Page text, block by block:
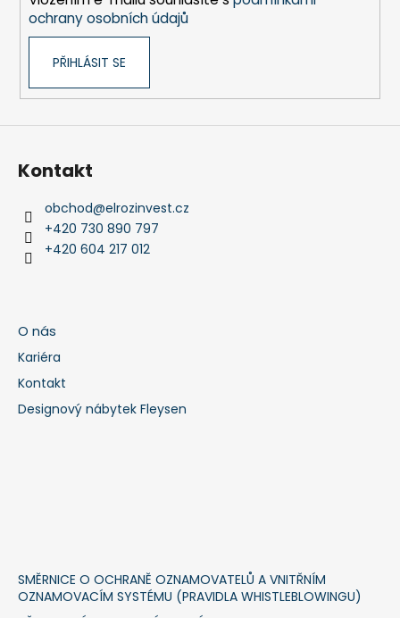
ochrany osobních údajů
PŘIHLÁSIT SE
Kontakt
obchod@elrozinvest.cz
+420 730 890 797
+420 604 217 012
O nás
Kariéra
Kontakt
Designový nábytek Fleysen
SMĚRNICE O OCHRANĚ OZNAMOVATELŮ A VNITŘNÍM
OZNAMOVACÍM SYSTÉMU (PRAVIDLA WHISTLEBLOWINGU)